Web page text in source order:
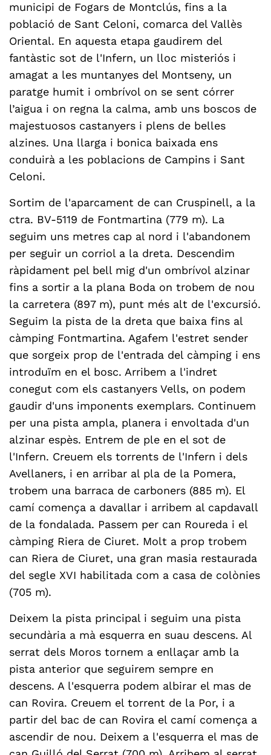
municipi de Fogars de Montclús, fins a la
població de Sant Celoni, comarca del Vallès
Oriental. En aquesta etapa gaudirem del
fantàstic sot de l'Infern, un lloc misteriós i
amagat a les muntanyes del Montseny, un
paratge humit i ombrívol on se sent córrer
l’aigua i on regna la calma, amb uns boscos de
majestuosos castanyers i plens de belles
alzines. Una llarga i bonica baixada ens
conduirà a les poblacions de Campins i Sant
Celoni.
Sortim de l'aparcament de can Cruspinell, a la
ctra. BV-5119 de Fontmartina (779 m). La
seguim uns metres cap al nord i l'abandonem
per seguir un corriol a la dreta. Descendim
ràpidament pel bell mig d'un ombrívol alzinar
fins a sortir a la plana Boda on trobem de nou
la carretera (897 m), punt més alt de l'excursió.
Seguim la pista de la dreta que baixa fins al
càmping Fontmartina. Agafem l'estret sender
que sorgeix prop de l'entrada del càmping i ens
introduïm en el bosc. Arribem a l'indret
conegut com els castanyers Vells, on podem
gaudir d'uns imponents exemplars. Continuem
per una pista ampla, planera i envoltada d'un
alzinar espès. Entrem de ple en el sot de
l'Infern. Creuem els torrents de l'Infern i dels
Avellaners, i en arribar al pla de la Pomera,
trobem una barraca de carboners (885 m). El
camí comença a davallar i arribem al capdavall
de la fondalada. Passem per can Roureda i el
càmping Riera de Ciuret. Molt a prop trobem
can Riera de Ciuret, una gran masia restaurada
del segle XVI habilitada com a casa de colònies
(705 m).
Deixem la pista principal i seguim una pista
secundària a mà esquerra en suau descens. Al
serrat dels Moros tornem a enllaçar amb la
pista anterior que seguirem sempre en
descens. A l'esquerra podem albirar el mas de
can Rovira. Creuem el torrent de la Por, i a
partir del bac de can Rovira el camí comença a
ascendir de nou. Deixem a l'esquerra el mas de